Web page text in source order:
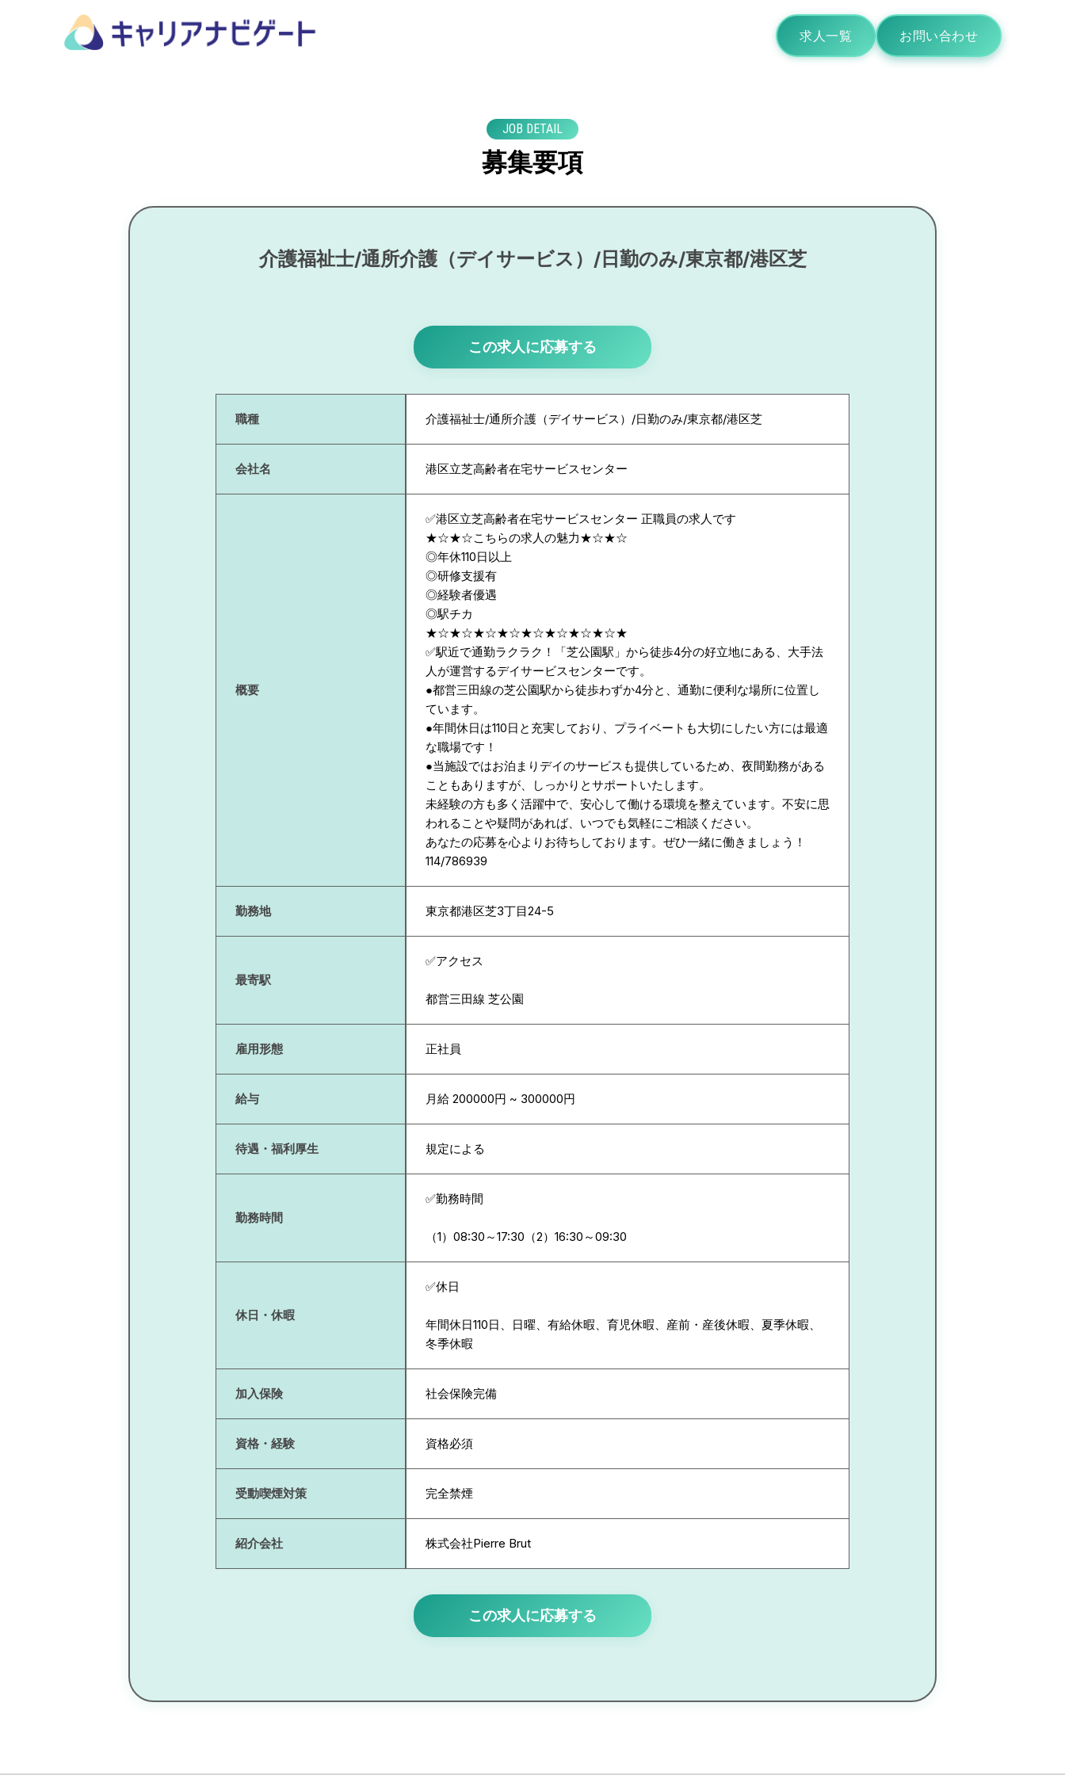
求人一覧 お問い合わせ
JOB DETAIL
募集要項
介護福祉士/通所介護（デイサービス）/日勤のみ/東京都/港区芝
この求人に応募する
職種 介護福祉士/通所介護（デイサービス）/日勤のみ/東京都/港区芝
会社名 港区立芝高齢者在宅サービスセンター
概要
✅港区立芝高齢者在宅サービスセンター 正職員の求人です
★☆★☆こちらの求人の魅力★☆★☆
◎年休110日以上
◎研修支援有
◎経験者優遇
◎駅チカ
★☆★☆★☆★☆★☆★☆★☆★☆★
✅駅近で通勤ラクラク！「芝公園駅」から徒歩4分の好立地にある、大手法
人が運営するデイサービスセンターです。
●都営三田線の芝公園駅から徒歩わずか4分と、通勤に便利な場所に位置し
ています。
●年間休日は110日と充実しており、プライベートも大切にしたい方には最適
な職場です！
●当施設ではお泊まりデイのサービスも提供しているため、夜間勤務がある
こともありますが、しっかりとサポートいたします。
未経験の方も多く活躍中で、安心して働ける環境を整えています。不安に思
われることや疑問があれば、いつでも気軽にご相談ください。
あなたの応募を心よりお待ちしております。ぜひ一緒に働きましょう！
114/786939
勤務地 東京都港区芝3丁目24-5
最寄駅
✅アクセス
都営三田線 芝公園
雇用形態 正社員
給与 月給 200000円 ~ 300000円
待遇・福利厚生 規定による
勤務時間
✅勤務時間
（1）08:30～17:30（2）16:30～09:30
休日・休暇
✅休日
年間休日110日、日曜、有給休暇、育児休暇、産前・産後休暇、夏季休暇、
冬季休暇
加入保険 社会保険完備
資格・経験 資格必須
受動喫煙対策 完全禁煙
紹介会社 株式会社Pierre Brut
この求人に応募する